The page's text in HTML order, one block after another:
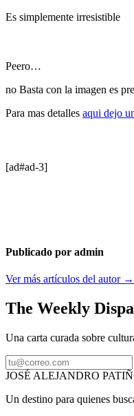
Es simplemente irresistible
Peero…
no Basta con la imagen es
Para mas detalles aqui dejo
[ad#ad-3]
Publicado por admin
Ver más artículos del autor →
The Weekly
Una carta curada sobre
JOSÉ ALEJANDRO
Un destino para quienes